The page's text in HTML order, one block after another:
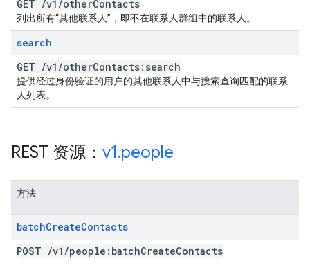
GET /v1 /otherContacts
列出所有“其他联系人”，即不在联系人群组中的联系人。
search
GET /v1 /otherContacts:search
提供经过身份验证的用户的其他联系人中与搜索查询匹配的联系
人列表。
REST 资源： v1.people
方法
batchCreateContacts
POST /v1 /people:batchCreateContacts